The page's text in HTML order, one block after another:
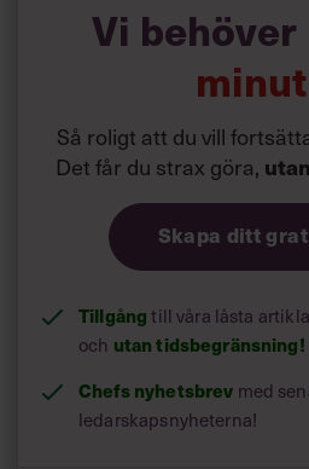
Vi behöver
Så roligt att du vill
Det får du strax göra,
Skapa ditt
Tillgångtill våra låsta
och utan tidsbegränsning!
Chefs nyhetsbrev med
ledarskapsnyheterna!